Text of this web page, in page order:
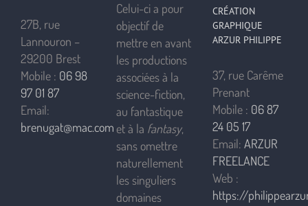
27B, rue
Lannouron –
29200 Brest
Mobile : 06 98
97 01 87
Email:
brenugat@mac.com
Celui-ci a pour
objectif de
mettre en avant
les productions
associées à la
science-fiction,
au fantastique
et à la fantasy,
sans omettre
naturellement
les singuliers
domaines
CRÉATION
GRAPHIQUE
ARZUR PHILIPPE
37, rue Carême
Prenant
Mobile : 06 87
24 05 17
Email: ARZUR
FREELANCE
Web :
https://